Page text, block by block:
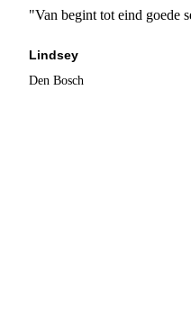
"Van begint tot eind goede
Lindsey
Den Bosch